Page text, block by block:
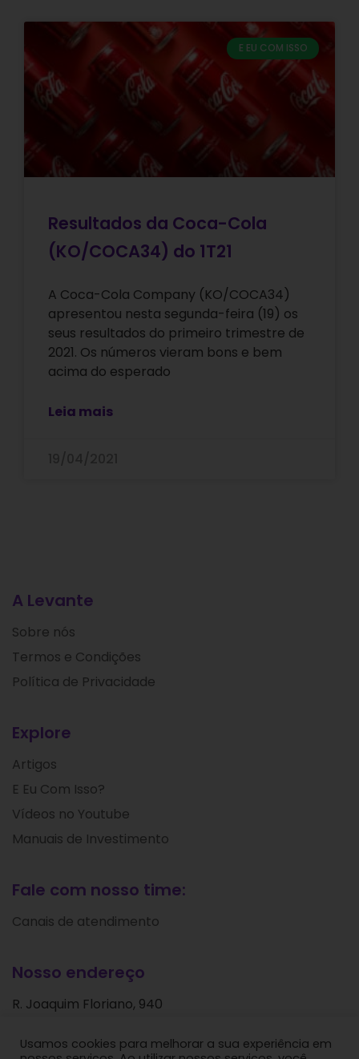
E EU COM ISSO
Resultados da Coca-Cola
(KO/COCA34) do 1T21
A Coca-Cola Company (KO/COCA34)
apresentou nesta segunda-feira (19) os
seus resultados do primeiro trimestre de
2021. Os números vieram bons e bem
acima do esperado
Leia mais
A Levante
Sobre nós
Termos e Condições
Política de Privacidade
Explore
Artigos
E Eu Com Isso?
Vídeos no Youtube
Manuais de Investimento
Fale com nosso time:
Canais de atendimento
Nosso endereço
R. Joaquim Floriano, 940
São Paulo - SP
Usamos cookies para melhorar a sua experiência em